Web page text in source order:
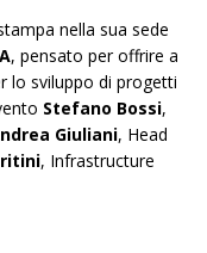
nella sua sede
, pensato per offrire a
lo sviluppo di progetti
Stefano Bossi,
Giuliani, Head
, Infrastructure